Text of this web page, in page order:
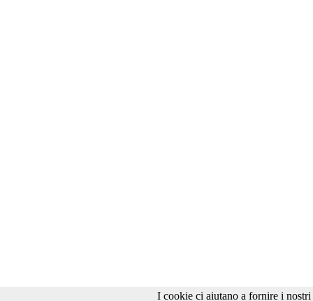
I cookie ci aiutano a fornire i